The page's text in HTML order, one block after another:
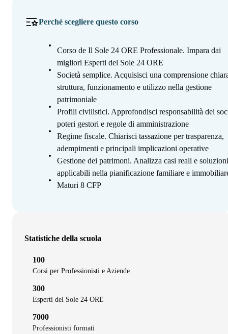
Perché scegliere questo corso
Corso de Il Sole 24 ORE Professionale. Impara dai
migliori Esperti del Sole 24 ORE
Società semplice. Acquisisci una comprensione
struttura, funzionamento e utilizzo nella gestione
patrimoniale
Profili civilistici. Approfondisci responsabilità dei
poteri gestori e regole di amministrazione
Regime fiscale. Chiarisci tassazione per trasparenza,
adempimenti e principali implicazioni operative
Gestione dei patrimoni. Analizza casi reali e soluzioni
applicabili nella pianificazione familiare e
Maturi 8 CFP
Statistiche della scuola
100
Corsi per Professionisti e Aziende
300
Esperti del Sole 24 ORE
7000
Professionisti formati